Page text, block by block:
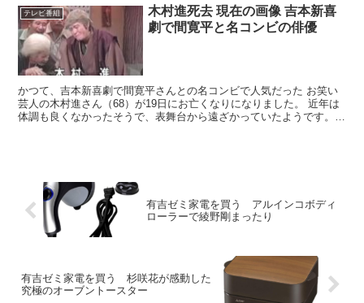
テレビ番組
木村進死去 現在の画像 吉本新喜
劇で間寛平と名コンビの俳優
かつて、吉本新喜劇で間寛平さんとの名コンビで人気だった お笑い
芸人の木村進さん（68）が19日にお亡くなりになりました。 近年は
体調も良くなかったそうで、表舞台から遠ざかっていたようです。
有吉ゼミ家電を買う アルインコボディ
ローラーで綾野剛まったり
有吉ゼミ家電を買う 杉咲花が感動した
究極のオーブントースター